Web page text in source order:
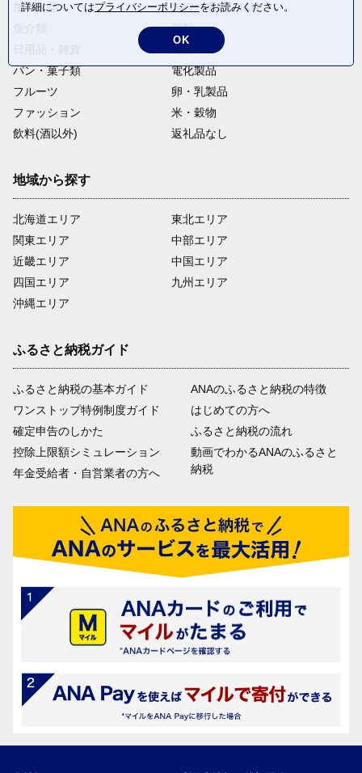
加工食品
旅行・宿泊・体験
麺類
パン・菓子類
電化製品
フルーツ
卵・乳製品
ファッション
米・穀物
飲料(酒以外)
返礼品なし
地域から探す
北海道エリア
関東エリア
近畿エリア
四国エリア
沖縄エリア
東北エリア
中部エリア
中国エリア
九州エリア
ふるさと納税ガイド
ふるさと納税の基本ガイド
ワンストップ特例制度ガイド
確定申告のしかた
控除上限額シミュレーション
年金受給者・自営業者の方へ
ANAのふるさと納税の特徴
はじめての方へ
ふるさと納税の流れ
動画でわかるANAのふるさと
納税
詳細についてはプライバシーポリシーをお読みください。
OK